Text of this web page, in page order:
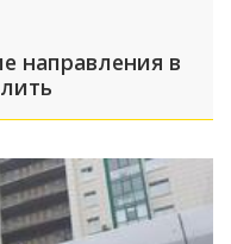
направления в